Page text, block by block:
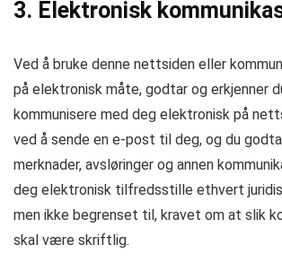
3. Elektronisk
Ved å bruke denne nettsiden eller
på elektronisk måte, godtar og erkjenner
kommunisere med deg elektronisk på
ved å sende en e-post til deg, og du
merknader, avsløringer og annen
deg elektronisk tilfredsstille ethvert
men ikke begrenset til, kravet om at slik
skal være skriftlig.